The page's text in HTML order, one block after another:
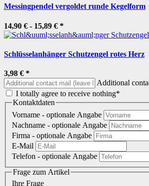
Messingpendel vergoldet runde Kegelform
14,90 € - 15,89 € *
Schlüsselanhänger Schutzengel rotes Herz
3,98 € *
Additional
I totally agree to receive nothing*
Kontaktdaten
Vorname - optionale Angabe
Nachname - optionale Angabe
Firma - optionale Angabe
E-Mail
Telefon - optionale Angabe
Frage zum Artikel
Ihre Frage